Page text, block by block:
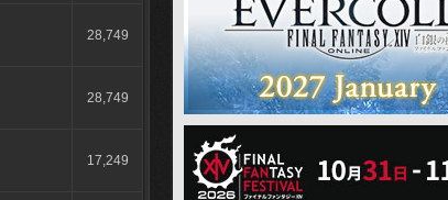
28,749
28,749
17,249